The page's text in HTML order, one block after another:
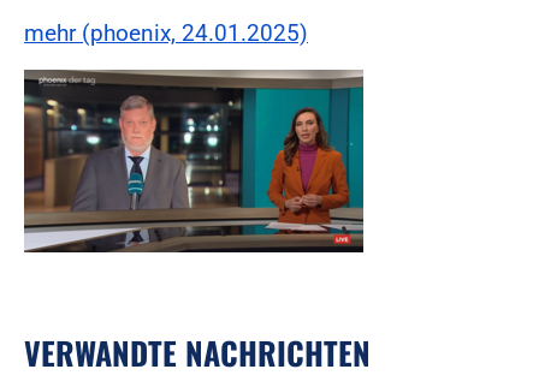
mehr (phoenix, 24.01.2025)
VERWANDTE NACHRICHTEN